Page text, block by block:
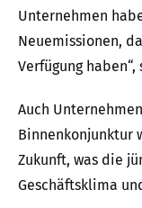
Unternehmen
Neuemissionen,
Verfügung haben“,
Auch
Binnenkonjunktur
Zukunft, was die
Geschäftsklima